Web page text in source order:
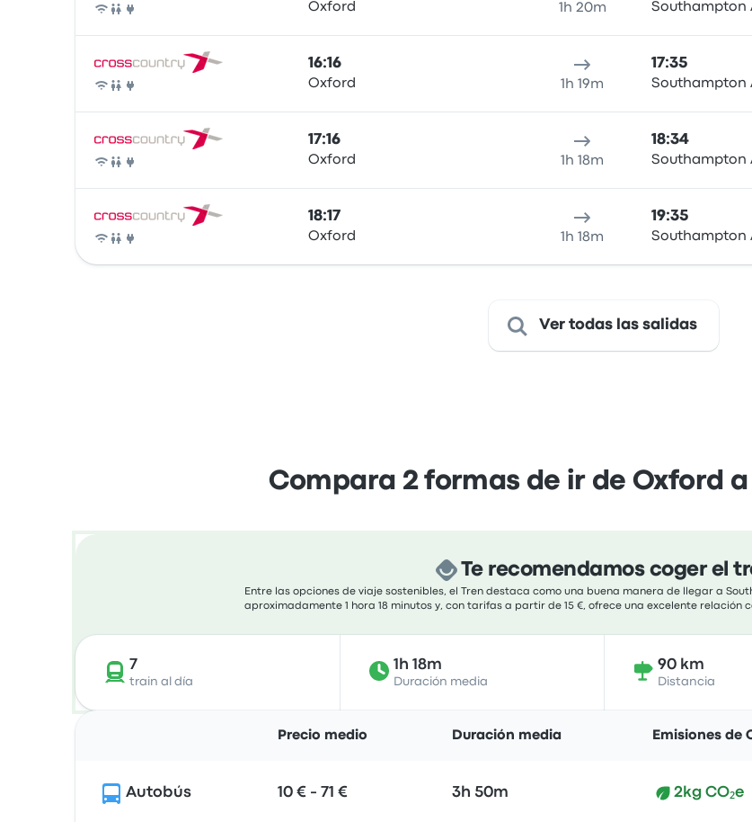
Tren
Oxford 1h 20m Southampton
Tren
16:16
Oxford 1h 19m
17:35
Southampton
Tren
17:16
Oxford 1h 18m
18:34
Southampton
Tren
18:17
Oxford 1h 18m
19:35
Southampton
Ver todas las salidas
Compara 2 formas de ir de Oxford
Te recomendamos coger el
Entre las opciones de viaje sostenibles, el Tren destaca como una buena manera de llegar a
aproximadamente 1 hora 18 minutos y, con tarifas a partir de 15 €, ofrece una excelente relación
7
train al día
1h 18m
Duración media
90 km
Distancia
Precio medio Duración media Emisiones de
Autobús 10 € - 71 € 3h 50m 2kg CO₂e